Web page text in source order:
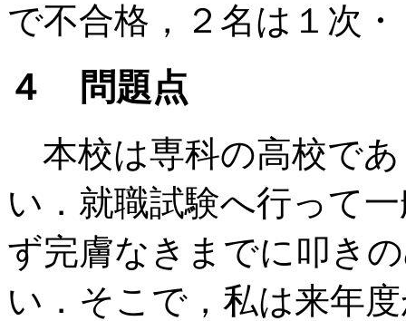
で不合格，２名は１次
４ 問題点
本校は専科の高校で
い．就職試験へ行って
ず完膚なきまでに叩き
い．そこで，私は来年